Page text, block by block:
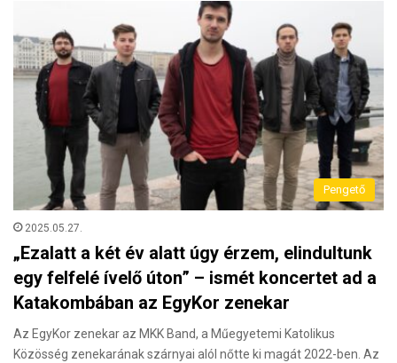
Pengető
2025.05.27.
„Ezalatt a két év alatt úgy érzem, elindultunk
egy felfelé ívelő úton” – ismét koncertet ad a
Katakombában az EgyKor zenekar
Az EgyKor zenekar az MKK Band, a Műegyetemi Katolikus
Közösség zenekarának szárnyai alól nőtte ki magát 2022-ben. Az